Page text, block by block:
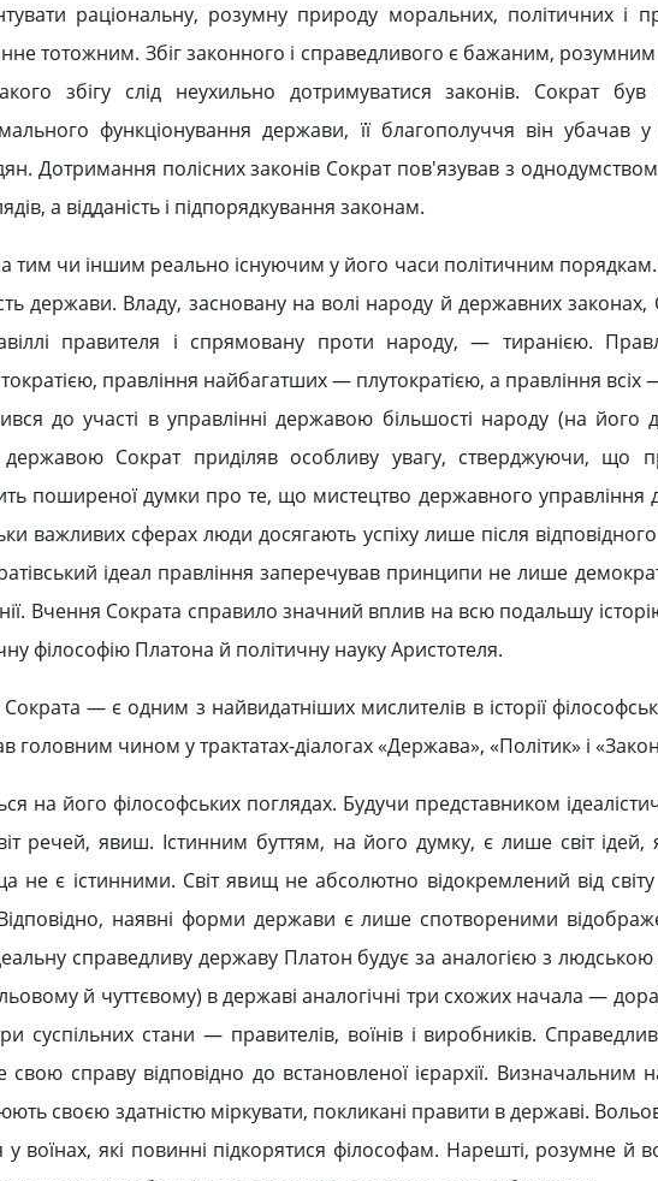
раціональну, розумну природу моральних, політичних і
тотожним. Збіг законного і справедливого є бажаним,
збігу слід неухильно дотримуватися законів. Сократ
функціонування держави, її благополуччя він убачав у
Дотримання полісних законів Сократ пов'язував з
а відданість і підпорядкування законам.
тим чи іншим реально існуючим у його часи політичним порядкам.
держави. Владу, засновану на волі народу й державних
правителя і спрямовану проти народу, — тиранією.
правління найбагатших — плутократією, а правління всіх
до участі в управлінні державою більшості народу (на його
Сократ приділяв особливу увагу, стверджуючи, що
поширеної думки про те, що мистецтво державного управління
важливих сферах люди досягають успіху лише після
ідеал правління заперечував принципи не лише
Вчення Сократа справило значний вплив на всю подальшу
філософію Платона й політичну науку Аристотеля.
— є одним з найвидатніших мислителів в історії
головним чином у трактатах-діалогах «Держава», «Політик» і
на його філософських поглядах. Будучи представником
речей, явиш. Істинним буттям, на його думку, є лише світ ідей,
не є істинними. Світ явищ не абсолютно відокремлений від
наявні форми держави є лише спотвореними
справедливу державу Платон будує за аналогією з
й чуттєвому) в державі аналогічні три схожих начала —
суспільних стани — правителів, воїнів і виробників.
справу відповідно до встановленої ієрархії. Визначальним
своєю здатністю міркувати, покликані правити в державі.
воїнах, які повинні підкорятися філософам. Нарешті, розумне й